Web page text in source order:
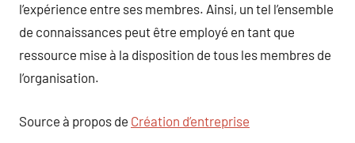
l’expérience entre ses membres. Ainsi, un tel l’ensemble
de connaissances peut être employé en tant que
ressource mise à la disposition de tous les membres de
l’organisation.
Source à propos de Création d’entreprise